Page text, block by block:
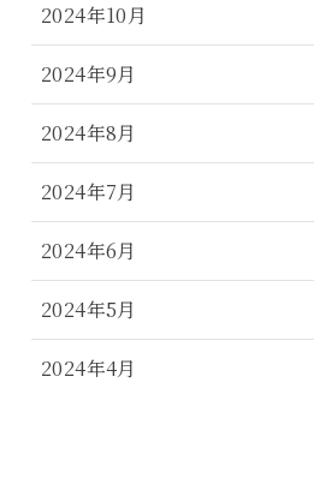
2024年10月
2024年9月
2024年8月
2024年7月
2024年6月
2024年5月
2024年4月